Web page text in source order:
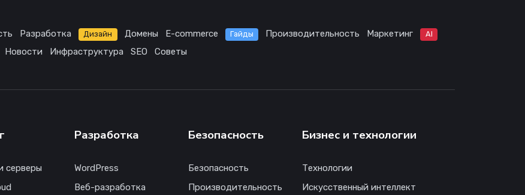
Разработка Дизайн Домены E-commerce Гайды Производительность Маркетинг AI
Новости Инфраструктура SEO Советы
серверы
Разработка
WordPress
Веб-разработка
Безопасность
Безопасность
Производительность
Бизнес и технологии
Технологии
Искусственный интеллект